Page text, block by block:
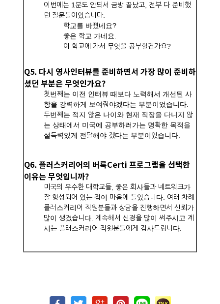
이번에는 1분도 안되서 금방 끝났고, 전부 다 준비했
던 질문들이었습니다.
학교를 바꿨네요?
좋은 학교 가네요.
이 학교에 가서 무엇을 공부할건가요?
Q5. 다시 영사인터뷰를 준비하면서 가장 많이 준비하
셨던 부분은 무엇인가요?
첫번째는 이전 인터뷰 때보다 노력해서 개선된 사
항을 강력하게 보여줘야겠다는 부분이었습니다.
두번째는 적지 않은 나이와 현재 직장을 다니지 않
는 상태에서 미국에 공부하러가는 명확한 목적을
설득력있게 전달해야 겠다는 부분이었습니다.
Q6. 플러스커리어의 버룩Certi 프로그램을 선택한
이유는 무엇입니까?
미국의 우수한 대학교들, 좋은 회사들과 네트워크가
잘 형성되어 있는 점이 마음에 들었습니다. 여러 차례
플러스커리어 직원분들과 상담을 진행하면서 신뢰가
많이 생겼습니다. 계속해서 신경을 많이 써주시고 계
시는 플러스커리어 직원분들에게 감사드립니다.